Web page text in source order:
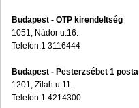
Budapest - OTP kirendeltség
1051, Nádor u.16.
Telefon:1 3116444
Budapest - Pesterzsébet 1 posta
1201, Zilah u.11.
Telefon:1 4214300